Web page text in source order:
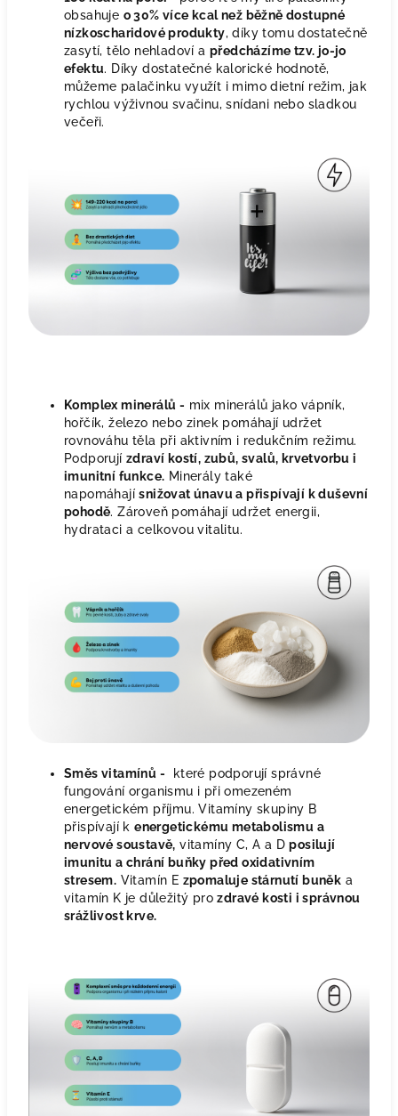
obsahuje o 30% více kcal než běžně dostupné
nízkoscharidové produkty, díky tomu dostatečně
zasytí, tělo nehladoví a předcházíme tzv. jo-jo
efektu. Díky dostatečné kalorické hodnotě,
můžeme palačinku využít i mimo dietní režim, jak
rychlou výživnou svačinu, snídani nebo sladkou
večeři.
Komplex minerálů - mix minerálů jako vápník,
hořčík, železo nebo zinek pomáhají udržet
rovnováhu těla při aktivním i redukčním režimu.
Podporujízdraví kostí, zubů, svalů, krvetvorbu i
imunitní funkce. Minerály také
napomáhajísnižovat únavu a přispívají k duševní
pohodě. Zároveň pomáhají udržet energii,
hydrataci a celkovou vitalitu.
Směs vitamínů -
které podporují správné
fungování organismu i při omezeném
energetickém příjmu. Vitamíny skupiny B
přispívají kenergetickému metabolismu a
nervové soustavě, vitamíny C, A a Dposilují
imunitu a chrání buňky před oxidativním
stresem. Vitamín E zpomaluje stárnutí buněk a
vitamín K je důležitý prozdravé kosti i správnou
srážlivost krve.